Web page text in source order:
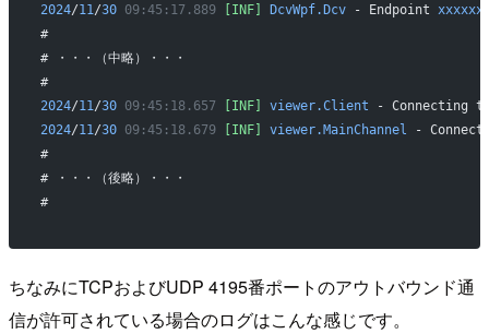
2024/11 /30 09:45:17.889 [INF] DcvWpf.Dcv - Endpoint
#
# ・・・（中略）・・・
#
2024/11 /30 09:45:18.657 [INF] viewer.Client - Connecting
2024/11 /30 09:45:18.679 [INF] viewer.MainChannel
-
#
# ・・・（後略）・・・
#
ちなみにTCPおよびUDP 4195番ポートのアウトバウンド通
信が許可されている場合のログはこんな感じです。